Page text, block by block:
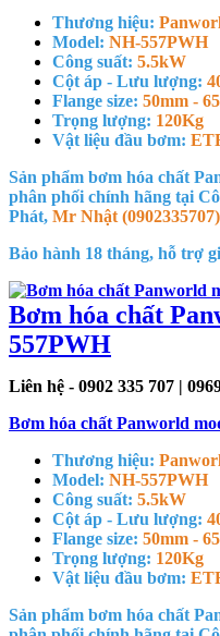
Thương hiệu:
Model: NH-557PWH
Công suất: 5.5kW
Cột áp - Lưu lượng:
Flange size: 50mm -
Trọng lượng: 120Kg
Vật liệu đầu bơm:
Sản phẩm bơm hóa chất
phân phối chính hãng tại
Phát, Mr Nhật (0902335707)
Bảo hành 18 tháng, hỗ trợ
Bơm hóa chất
557PWH
Liên hệ - 0902 335 707 |
Bơm hóa chất Panworld
Thương hiệu:
Model: NH-557PWH
Công suất: 5.5kW
Cột áp - Lưu lượng:
Flange size: 50mm -
Trọng lượng: 120Kg
Vật liệu đầu bơm:
Sản phẩm bơm hóa chất